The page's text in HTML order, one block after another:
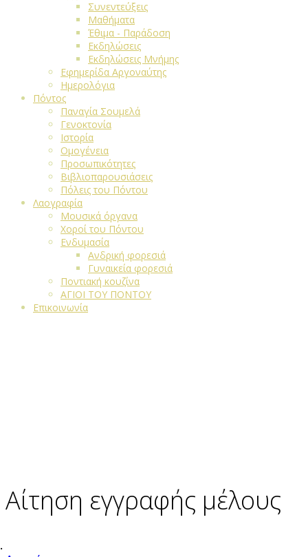
Συνεντεύξεις
Μαθήματα
Έθιμα - Παράδοση
Εκδηλώσεις
Εκδηλώσεις Μνήμης
Εφημερίδα Αργοναύτης
Ημερολόγια
Πόντος
Παναγία Σουμελά
Γενοκτονία
Ιστορία
Ομογένεια
Προσωπικότητες
Βιβλιοπαρουσιάσεις
Πόλεις του Πόντου
Λαογραφία
Μουσικά όργανα
Χοροί του Πόντου
Ενδυμασία
Ανδρική φορεσιά
Γυναικεία φορεσιά
Ποντιακή κουζίνα
ΑΓΙΟΙ ΤΟΥ ΠΟΝΤΟΥ
Επικοινωνία
Αίτηση εγγραφής μέλους